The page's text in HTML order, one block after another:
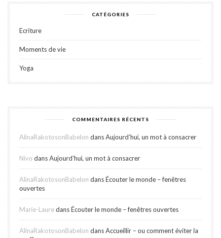
CATÉGORIES
Ecriture
Moments de vie
Yoga
COMMENTAIRES RÉCENTS
AlinaRakotosonBabelon dansAujourd’hui, un mot à consacrer
Nivo dansAujourd’hui, un mot à consacrer
AlinaRakotosonBabelon dansÉcouter le monde – fenêtres
ouvertes
Marie-LauredansÉcouter le monde – fenêtres ouvertes
AlinaRakotosonBabelon dansAccueillir – ou comment éviter la